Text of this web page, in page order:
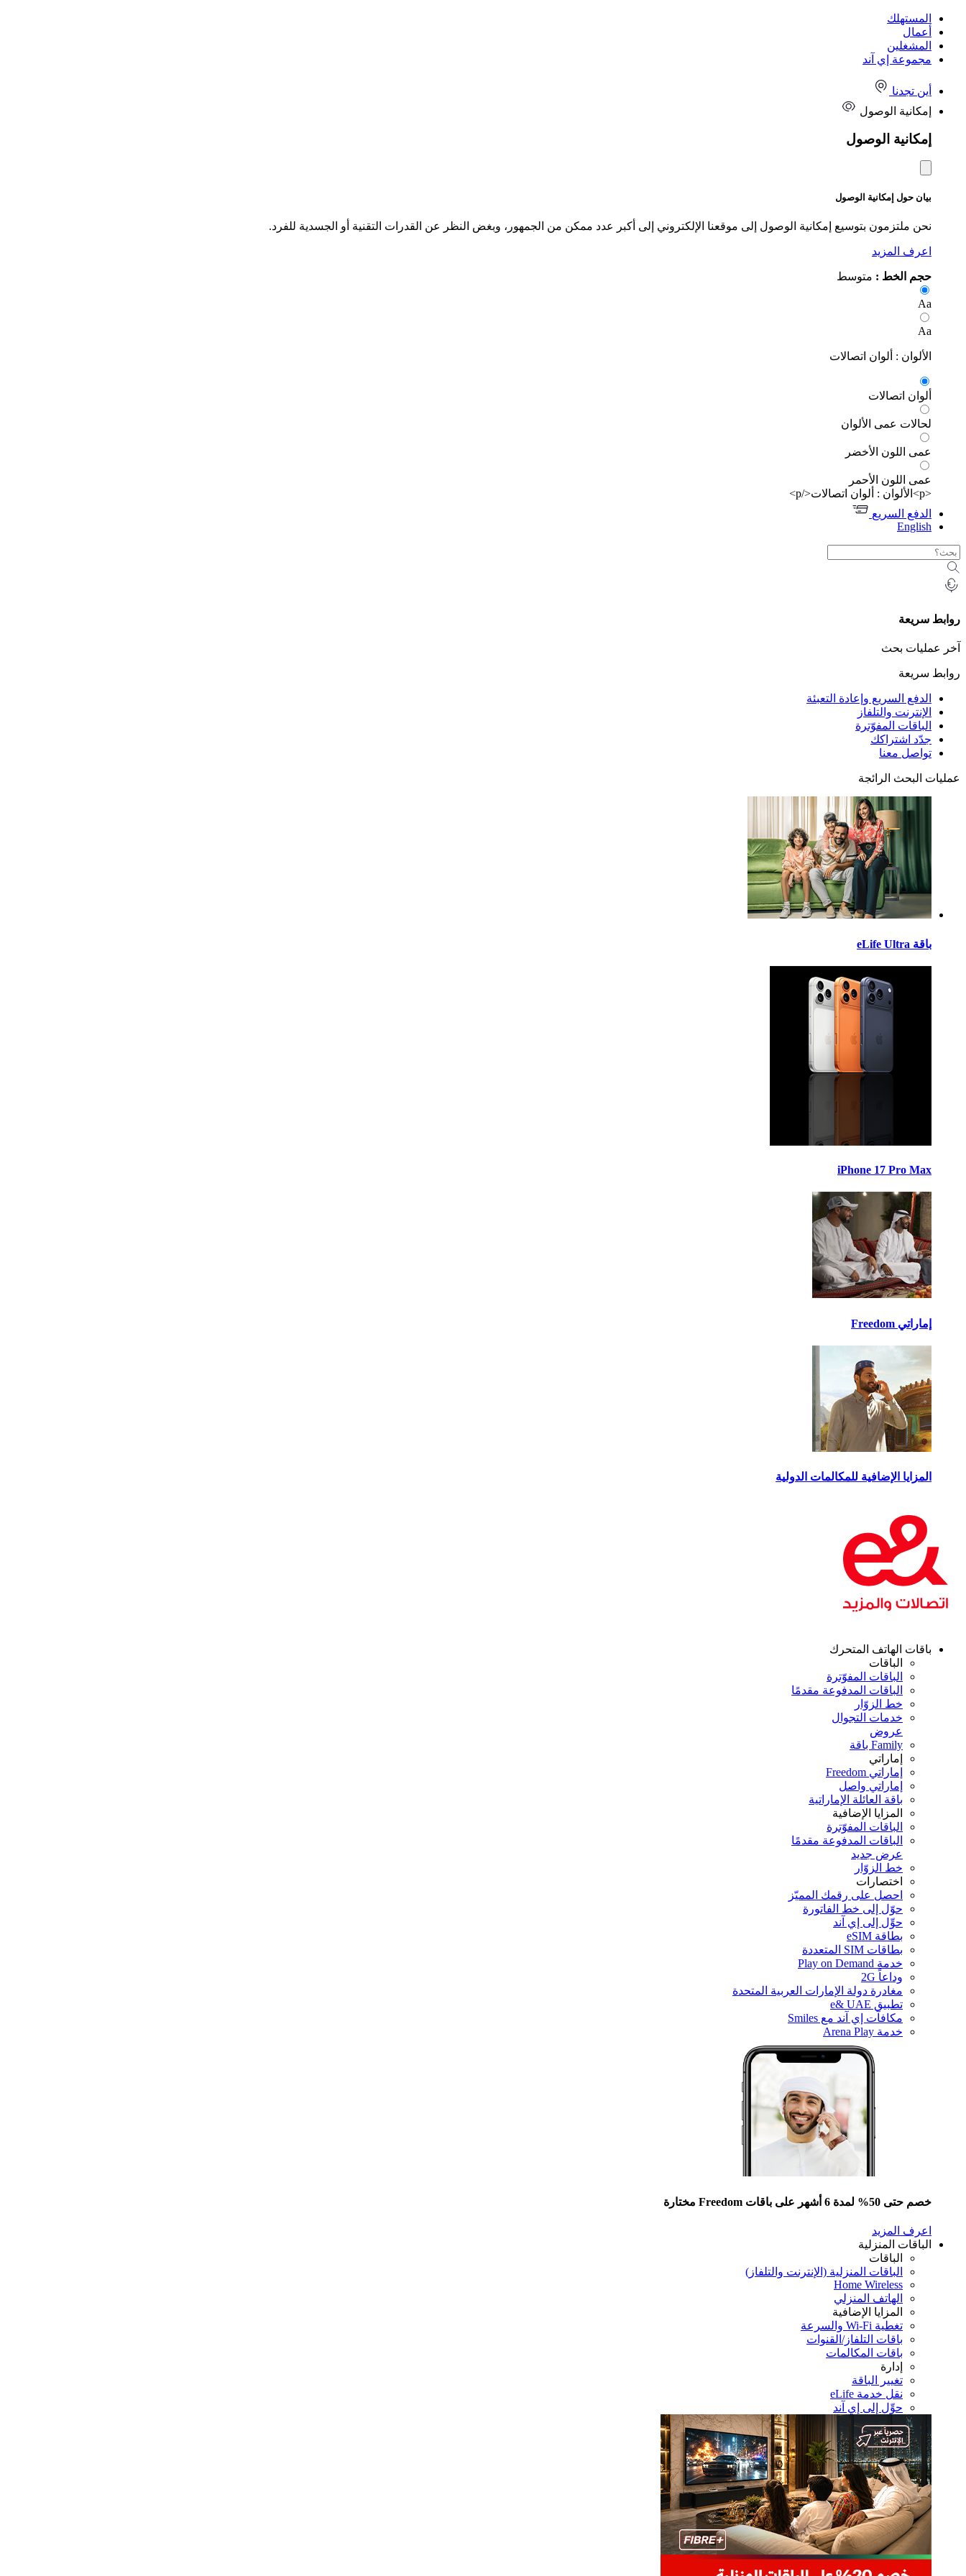
المستهلك
أعمال
المشغلين
مجموعة إي آند
أين تجدنا
إمكانية الوصول
إمكانية الوصول
بيان حول إمكانية الوصول
نحن ملتزمون بتوسيع إمكانية الوصول إلى موقعنا الإلكتروني إلى أكبر عدد ممكن من الجمهور، وبغض النظر عن القدرات التقنية أو الجسدية للفرد.
اعرف المزيد
حجم الخط : متوسط
Aa
Aa
الألوان : ألوان اتصالات
ألوان اتصالات
لحالات عمى الألوان
عمى اللون الأخضر
عمى اللون الأحمر
<p>الألوان : ألوان اتصالات</p>
الدفع السريع
English
روابط سريعة
آخر عمليات بحث
روابط سريعة
الدفع السريع وإعادة التعبئة
الإنترنت والتلفاز
الباقات المفوّترة
جدّد اشتراكك
تواصل معنا
عمليات البحث الرائجة
باقة eLife Ultra
iPhone 17 Pro Max
إماراتي Freedom
المزايا الإضافية للمكالمات الدولية
باقات الهاتف المتحرك
الباقات
الباقات المفوّترة
الباقات المدفوعة مقدمًا
خط الزوّار
خدمات التجوال
عروض
Family باقة
إماراتي
إماراتي Freedom
إماراتي واصل
باقة العائلة الإماراتية
المزايا الإضافية
الباقات المفوّترة
الباقات المدفوعة مقدمًا
عرض جديد
خط الزوّار
اختصارات
احصل على رقمك المميّز
حوّل إلى خط الفاتورة
حوِّل إلى إي آند
بطاقة eSIM
بطاقات SIM المتعددة
خدمة Play on Demand
وداعاً 2G
مغادرة دولة الإمارات العربية المتحدة
تطبيق e& UAE
مكافآت إي آند مع Smiles
خدمة Arena Play
خصم حتى 50% لمدة 6 أشهر على باقات Freedom مختارة
اعرف المزيد
الباقات المنزلية
الباقات
الباقات المنزلية (الإنترنت والتلفاز)
Home Wireless
الهاتف المنزلي
المزايا الإضافية
تغطية Wi-Fi والسرعة
باقات التلفاز/القنوات
باقات المكالمات
إدارة
تغيير الباقة
نقل خدمة eLife
حوِّل إلى إي آند